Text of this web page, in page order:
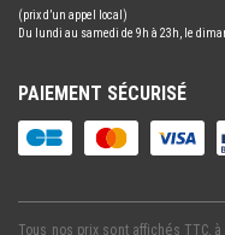
(prix d’un appel local)
Du lundi au samedi de 9h à 23h, le
PAIEMENT SÉCURISÉ
Tous nos prix sont affichés TTC,